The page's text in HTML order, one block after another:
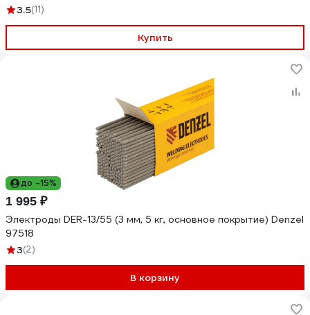
3.5(11)
Купить
до -15%
1 995 ₽
Электроды DER-13/55 (3 мм, 5 кг, основное покрытие) Denzel
97518
3(2)
В корзину